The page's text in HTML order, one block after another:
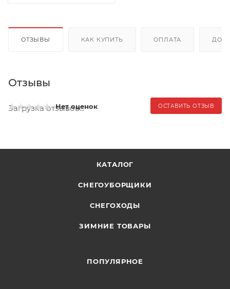
ОТЗЫВЫ КАК КУПИТЬ ОПЛАТА
Отзывы
Нет оценок ОСТАВИТЬ ОТЗЫВ
Загрузка отзывов...
КАТАЛОГ
СНЕГОУБОРЩИКИ
СНЕГОХОДЫ
ЗИМНИЕ ТОВАРЫ
ПОПУЛЯРНОЕ